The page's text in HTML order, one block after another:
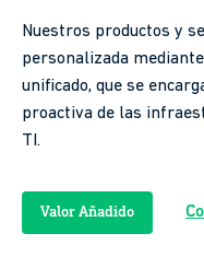
Nuestros productos y
personalizada
unificado, que se
proactiva de las
TI.
Valor Añadido